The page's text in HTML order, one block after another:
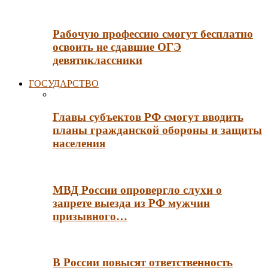
Рабочую профессию смогут бесплатно
освоить не сдавшие ОГЭ
девятиклассники
ГОСУДАРСТВО
Главы субъектов РФ смогут вводить
планы гражданской обороны и защиты
населения
МВД России опровергло слухи о
запрете выезда из РФ мужчин
призывного…
В России повысят ответственность